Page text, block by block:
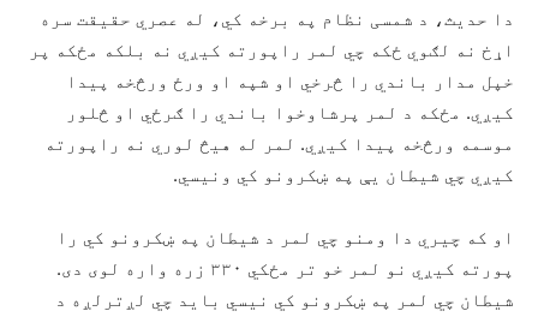
دا حدیث، د شمسی نظام په برخه کي، له عصري حقیقت سره
اړخ نه لګوي ځکه چي لمر راپورته کیږي نه بلکه مځکه پر
خپل مدار باندي را څرخي او شپه او ورځ ورڅخه پیدا
کیږي. مځکه د لمر پرشاوخوا باندي را ګرځي او څلور
موسمه ورڅخه پیدا کیږي. لمر له هیڅ لوري نه راپورته
کیږي چي شیطان یې په ښکرونو کي ونیسي.
او که چیري دا ومنو چي لمر د شیطان په ښکرونو کي را
پورته کیږي نو لمر خو تر مځکي ۳۳۰ زره واره لوی دی.
شیطان چي لمر په ښکرونو کي نیسي باید چي لږترلږه د